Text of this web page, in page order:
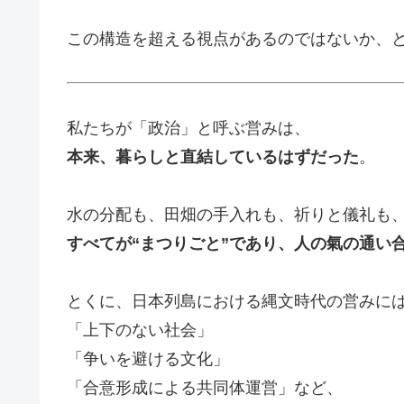
この構造を超える視点があるのではないか、と
私たちが「政治」と呼ぶ営みは、
本来、暮らしと直結しているはずだった。
水の分配も、田畑の手入れも、祈りと儀礼も、
すべてが“まつりごと”であり、人の氣の通い
とくに、日本列島における縄文時代の営みには
「上下のない社会」
「争いを避ける文化」
「合意形成による共同体運営」など、